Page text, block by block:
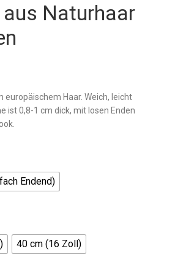
Naturhaar
Haar. Weich, leicht
ist 0,8-1 cm dick, mit losen Enden
Endend)
40 cm (16 Zoll)